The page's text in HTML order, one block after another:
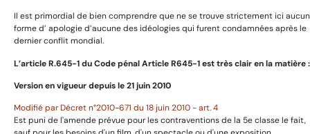
Il est primordial de bien comprendre que ne se trouve strictement ici
forme d’ apologie d’aucune des idéologies qui furent condamnées après le
dernier conflit mondial.
L’article R.645­-1 du Code pénal Article R645-1 est très clair en la matière :
Version en vigueur depuis le 21 juin 2010
Modifié par Décret n°2010-671 du 18 juin 2010 - art. 4
Est puni de l'amende prévue pour les contraventions de la 5e classe le fait,
Catégories